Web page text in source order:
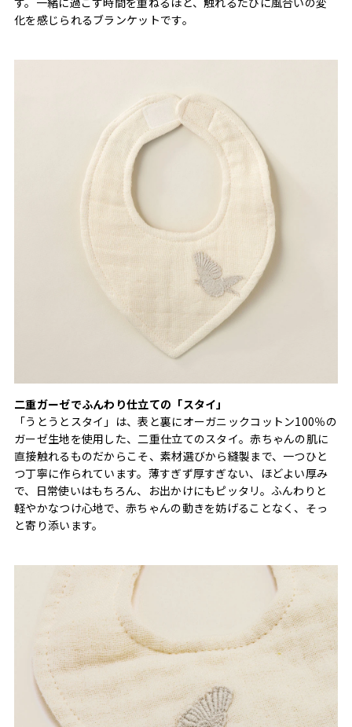
化を感じられるブランケットです。
二重ガーゼでふんわり仕立ての「スタイ」
「うとうとスタイ」は、表と裏にオーガニックコットン100％の
ガーゼ生地を使用した、二重仕立てのスタイ。赤ちゃんの肌に
直接触れるものだからこそ、素材選びから縫製まで、一つひと
つ丁寧に作られています。薄すぎず厚すぎない、ほどよい厚み
で、日常使いはもちろん、お出かけにもピッタリ。ふんわりと
軽やかなつけ心地で、赤ちゃんの動きを妨げることなく、そっ
と寄り添います。